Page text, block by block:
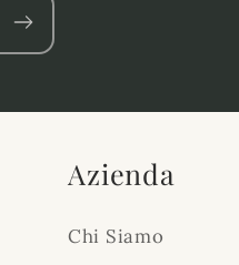
Azienda
Chi Siamo